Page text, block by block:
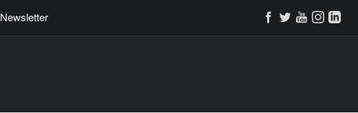
Newsletter